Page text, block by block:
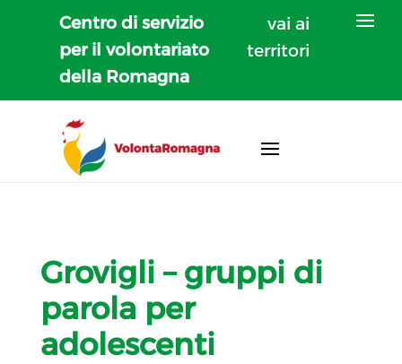
Centro di servizio
per il volontariato
della Romagna
vai ai
territori
Grovigli – gruppi di
parola per
adolescenti